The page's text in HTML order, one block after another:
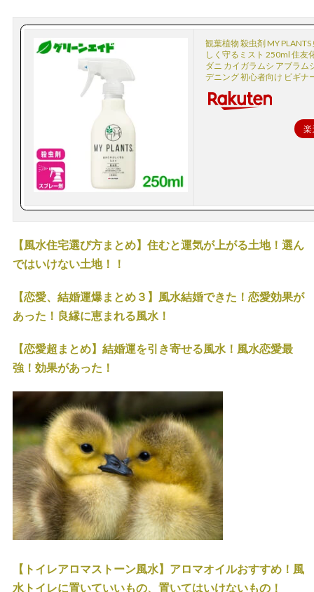
観葉植物 殺虫剤 MY
しく守るミスト 250ml 住友
ダニ カイガラムシ アブラム
デニング 初心者向け ビギナ
楽
【風水住宅選び方まとめ】住むと運気が上がる土地！選ん
ではいけない土地！！
【恋愛、結婚運爆まとめ３】風水結婚できた！恋愛効果が
あった！良縁に恵まれる風水！
【恋愛超まとめ】結婚運を引き寄せる風水！風水恋愛最
強！効果があった！
【トイレアロマストーン風水】アロマオイルおすすめ！風
水トイレに置いていいもの、置いてはいけないもの！